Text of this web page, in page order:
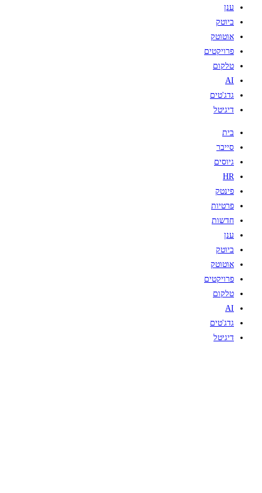
ענן
ביוטק
אוטוטק
פרויקטים
טלקום
AI
גדג'טים
דיגיטל
בית
סייבר
גיוסים
HR
פינטק
פרטיות
חדשות
ענן
ביוטק
אוטוטק
פרויקטים
טלקום
AI
גדג'טים
דיגיטל